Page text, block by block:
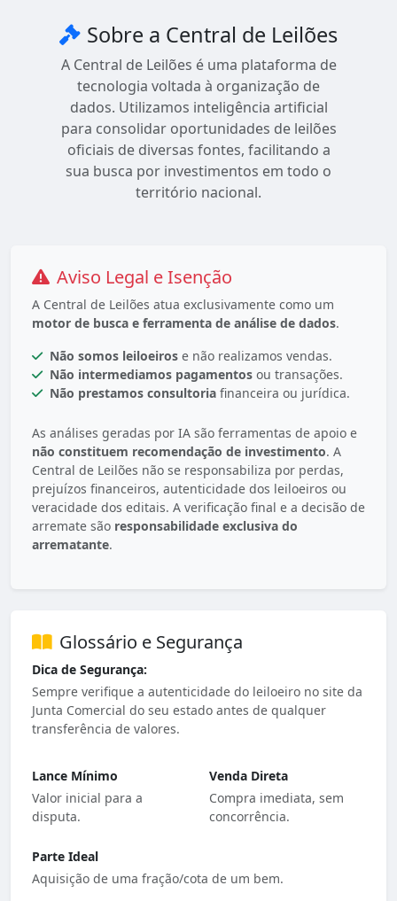
Sobre a Central de Leilões
A Central de Leilões é uma plataforma de
tecnologia voltada à organização de
dados. Utilizamos inteligência artificial
para consolidar oportunidades de leilões
oficiais de diversas fontes, facilitando a
sua busca por investimentos em todo o
território nacional.
Aviso Legal e Isenção
A Central de Leilões atua exclusivamente como um
motor de busca e ferramenta de análise de dados.
Não somos leiloeiros e não realizamos vendas.
Não intermediamos pagamentos ou transações.
Não prestamos consultoria financeira ou jurídica.
As análises geradas por IA são ferramentas de apoio e
não constituem recomendação de investimento. A
Central de Leilões não se responsabiliza por perdas,
prejuízos financeiros, autenticidade dos leiloeiros ou
veracidade dos editais. A verificação final e a decisão de
arremate são responsabilidade exclusiva do
arrematante.
Glossário e Segurança
Dica de Segurança:
Sempre verifique a autenticidade do leiloeiro no site da
Junta Comercial do seu estado antes de qualquer
transferência de valores.
Lance Mínimo
Valor inicial para a
disputa.
Venda Direta
Compra imediata, sem
concorrência.
Parte Ideal
Aquisição de uma fração/cota de um bem.